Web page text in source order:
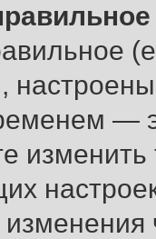
—
изменить